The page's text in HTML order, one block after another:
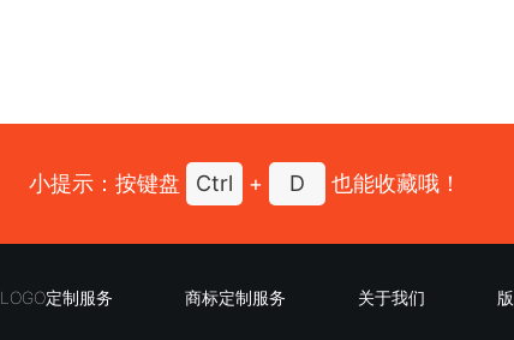
小提示：按键盘 Ctrl + D 也能收藏哦！
LOGO定制服务 商标定制服务 关于我们